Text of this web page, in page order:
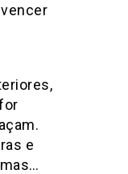
e